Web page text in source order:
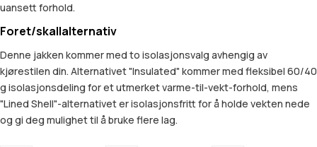
uansett forhold.
Foret/skallalternativ
Denne jakken kommer med to isolasjonsvalg avhengig av
kjørestilen din. Alternativet "Insulated" kommer med fleksibel 60/40
g isolasjonsdeling for et utmerket varme-til-vekt-forhold, mens
"Lined Shell"-alternativet er isolasjonsfritt for å holde vekten nede
og gi deg mulighet til å bruke flere lag.